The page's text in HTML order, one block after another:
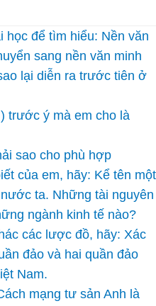
học để tìm hiểu: Nền văn
sang nền văn minh
lại diễn ra trước tiên ở
trước ý mà em cho là
sao cho phù hợp
của em, hãy: Kể tên một
ta. Những tài nguyên
ngành kinh tế nào?
các lược đồ, hãy: Xác
đảo và hai quần đảo
Nam.
mạng tư sản Anh là